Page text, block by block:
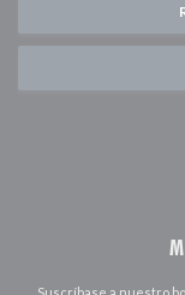
Suscríbase a nuestro